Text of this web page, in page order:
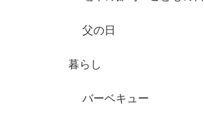
父の日
暮らし
バーベキュー